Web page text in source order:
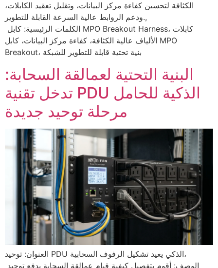
الكثافة لتحسين كفاءة مركز البيانات، وتقليل تعقيد الكابلات،
ودعم الروابط عالية السرعة القابلة للتطوير.,
الألياف عالية الكثافة، كفاءة مركز البيانات، كابل MPO
Breakout، بنية تحتية قابلة للتطوير للشبكة
البنية التحتية لعمالقة السحابة:
تدخل تقنية PDU الذكية للحامل
العنوان: توحيد PDU الذكي يعيد تشكيل الرفوف السحابية،